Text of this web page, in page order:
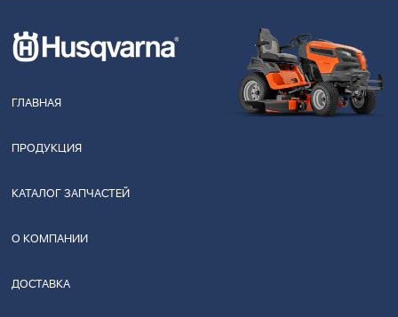
ГЛАВНАЯ
ПРОДУКЦИЯ
КАТАЛОГ ЗАПЧАСТЕЙ
О КОМПАНИИ
ДОСТАВКА